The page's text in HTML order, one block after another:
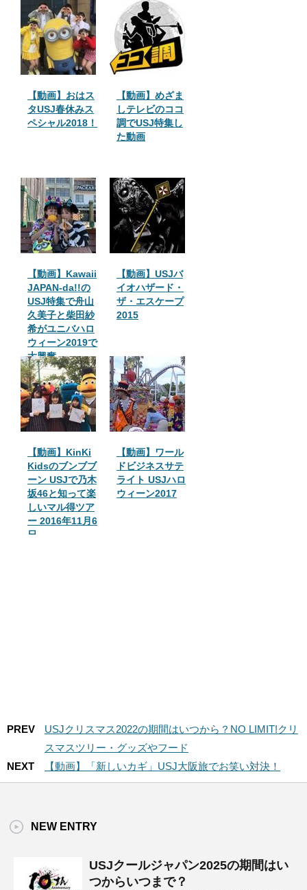
ジャパンを調査
で片岡愛之助、
山田杏奈も出
演！
【動画】おはス
タUSJ春休みス
ペシャル2018！
【動画】めざま
しテレビのココ
調でUSJ特集し
た動画
【動画】Kawaii
JAPAN-da!!の
USJ特集で舟山
久美子と柴田紗
希がユニバハロ
ウィーン2019で
大興奮
【動画】USJバ
イオハザード・
ザ・エスケープ
2015
【動画】KinKi
Kidsのブンブブ
ーン USJで乃木
坂46と知って楽
しいマル得ツア
ー 2016年11月6
日
【動画】ワール
ドビジネスサテ
ライト USJハロ
ウィーン2017
PREV
USJクリスマス2022の期間はいつから？NO LIMIT!クリ
スマスツリー・グッズやフード
NEXT
【動画】「新しいカギ」USJ大阪旅でお笑い対決！
NEW ENTRY
USJクールジャパン2025の期間はい
つからいつまで？